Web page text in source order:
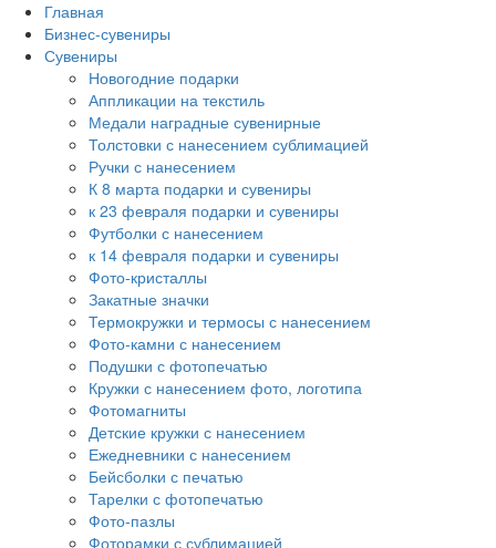
Главная
Бизнес-сувениры
Сувениры
Новогодние подарки
Аппликации на текстиль
Медали наградные сувенирные
Толстовки с нанесением сублимацией
Ручки с нанесением
К 8 марта подарки и сувениры
к 23 февраля подарки и сувениры
Футболки с нанесением
к 14 февраля подарки и сувениры
Фото-кристаллы
Закатные значки
Термокружки и термосы с нанесением
Фото-камни с нанесением
Подушки с фотопечатью
Кружки с нанесением фото, логотипа
Фотомагниты
Детские кружки с нанесением
Ежедневники с нанесением
Бейсболки с печатью
Тарелки с фотопечатью
Фото-пазлы
Фоторамки с сублимацией